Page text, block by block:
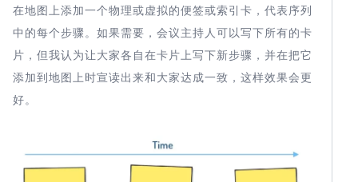
在地图上添加一个物理或虚拟的便签或索引卡，代表序列
中的每个步骤。如果需要，会议主持人可以写下所有的卡
片，但我认为让大家各自在卡片上写下新步骤，并在把它
添加到地图上时宣读出来和大家达成一致，这样效果会更
好。